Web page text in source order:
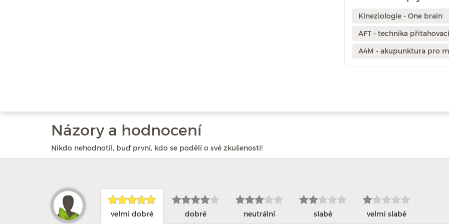
Kineziologie - One brain
AFT - technika
A4M - akupunktura pro
Názory a hodnocení
Nikdo nehodnotil, buď první, kdo se podělí o své zkušenosti!
velmi dobré dobré neutrální slabé velmi slabé